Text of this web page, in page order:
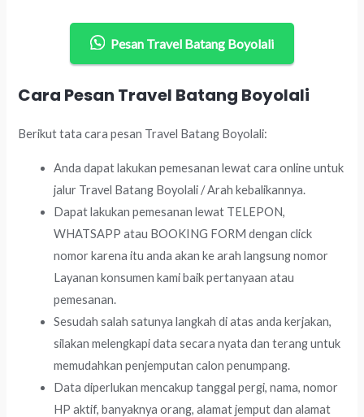
Pesan Travel Batang Boyolali
Cara Pesan Travel Batang Boyolali
Berikut tata cara pesan Travel Batang Boyolali:
Anda dapat lakukan pemesanan lewat cara online untuk
jalur Travel Batang Boyolali / Arah kebalikannya.
Dapat lakukan pemesanan lewat TELEPON,
WHATSAPP atau BOOKING FORM dengan click
nomor karena itu anda akan ke arah langsung nomor
Layanan konsumen kami baik pertanyaan atau
pemesanan.
Sesudah salah satunya langkah di atas anda kerjakan,
silakan melengkapi data secara nyata dan terang untuk
memudahkan penjemputan calon penumpang.
Data diperlukan mencakup tanggal pergi, nama, nomor
HP aktif, banyaknya orang, alamat jemput dan alamat